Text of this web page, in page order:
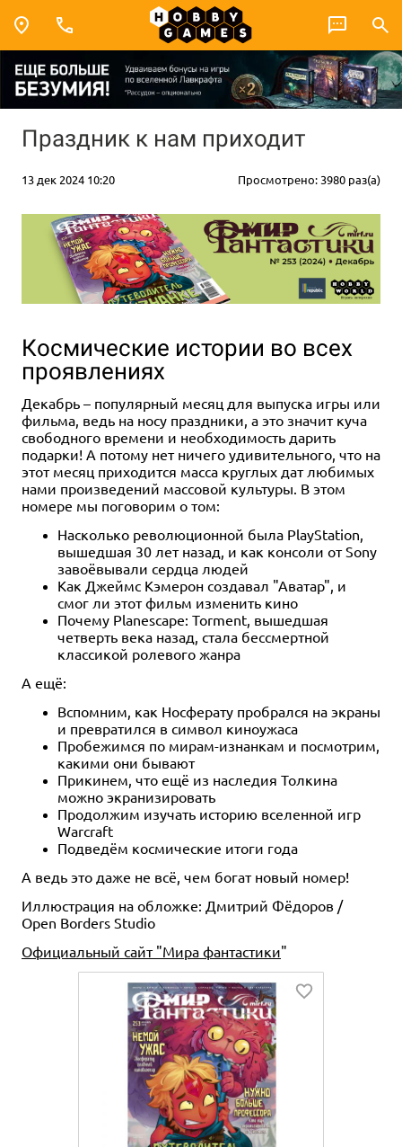
Праздник к нам приходит
13 дек 2024 10:20 Просмотрено: 3980 раз(а)
Космические истории во всех
проявлениях
Декабрь – популярный месяц для выпуска игры или
фильма, ведь на носу праздники, а это значит куча
свободного времени и необходимость дарить
подарки! А потому нет ничего удивительного, что на
этот месяц приходится масса круглых дат любимых
нами произведений массовой культуры. В этом
номере мы поговорим о том:
Насколько революционной была PlayStation,
вышедшая 30 лет назад, и как консоли от Sony
завоёвывали сердца людей
Как Джеймс Кэмерон создавал "Аватар", и
смог ли этот фильм изменить кино
Почему Planescape: Torment, вышедшая
четверть века назад, стала бессмертной
классикой ролевого жанра
А ещё:
Вспомним, как Носферату пробрался на экраны
и превратился в символ киноужаса
Пробежимся по мирам-изнанкам и посмотрим,
какими они бывают
Прикинем, что ещё из наследия Толкина
можно экранизировать
Продолжим изучать историю вселенной игр
Warcraft
Подведём космические итоги года
А ведь это даже не всё, чем богат новый номер!
Иллюстрация на обложке: Дмитрий Фёдоров /
Open Borders Studio
Официальный сайт "Мира фантастики"